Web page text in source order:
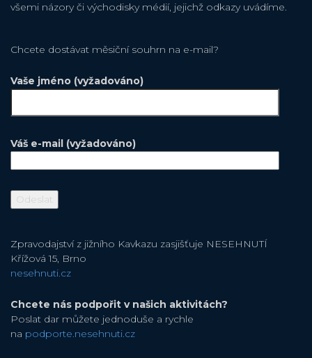
všemi názory či východisky médií, jejichž odkazy uvádíme.
Chcete dostávat měsiční souhrn na e-mail?
Vaše jméno (vyžadováno)
Váš e-mail (vyžadováno)
Zpravodajství z jižního Kavkazu zasjišťuje NESEHNUTÍ
Křížová 15, Brno
nesehnuti.cz
Chcete nás podpořit v našich aktivitách?
Poslat dar můžete jednoduše a rychle
na podporte.nesehnuti.cz